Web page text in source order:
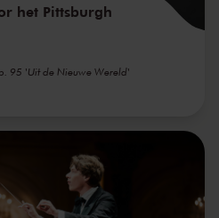
het Pittsburgh
95 'Uit de Nieuwe Wereld'